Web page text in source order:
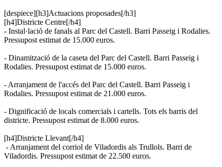
[despiece][h3]Actuacions proposades[/h3]
[h4]Districte Centre[/h4]
- Instal·lació de fanals al Parc del Castell. Barri Passeig i Rodalies.
Pressupost estimat de 15.000 euros.
- Dinamització de la caseta del Parc del Castell. Barri Passeig i
Rodalies. Pressupost estimat de 15.000 euros.
- Arranjament de l'accés del Parc del Castell. Barri Passeig i
Rodalies. Pressupost estimat de 21.000 euros.
- Dignificació de locals comercials i cartells. Tots els barris del
districte. Pressupost estimat de 8.000 euros.
[h4]Districte Llevant[/h4]
- Arranjament del corriol de Viladordis als Trullols. Barri de
Viladordis. Pressupost estimat de 22.500 euros.